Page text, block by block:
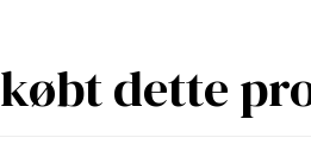
dette